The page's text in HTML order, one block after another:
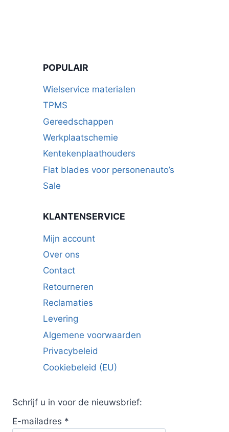
POPULAIR
Wielservice materialen
TPMS
Gereedschappen
Werkplaatschemie
Kentekenplaathouders
Flat blades voor personenauto’s
Sale
KLANTENSERVICE
Mijn account
Over ons
Contact
Retourneren
Reclamaties
Levering
Algemene voorwaarden
Privacybeleid
Cookiebeleid (EU)
Schrijf u in voor de nieuwsbrief:
E-mailadres *